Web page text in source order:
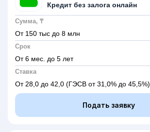
Кредит без залога онлайн
Сумма, ₸
От 150 тыс до 8 млн
Срок
От 6 мес. до 5 лет
Ставка
От 28,0 до 42,0 (ГЭСВ от 31,0% до 45,5%)
Подать заявку